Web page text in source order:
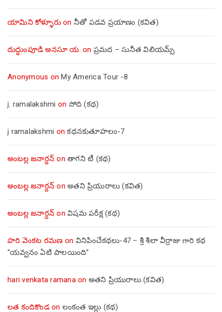
యామిని కోళ్ళూరుon నీతో పడవ ప్రయాణం (కవిత)
దుద్దుంపూడి అనసూ య. on ప్రమద – సునీత విలియమ్స్
Anonymous onMy America Tour -8
j. ramalakshmi on సోది (కథ)
j ramalakshmi onకథనకుతూహలం-7
అంబల్ల జనార్దన్ on తాగని టీ (కథ)
అంబల్ల జనార్దన్ on అతని ప్రియురాలు (కవిత)
అంబల్ల జనార్దన్ on విషమ పరీక్ష (క‌థ‌)
హరి వెంకట రమణ on వినిపించేకథలు-47 – శ్రీ శీలా వీర్రాజు గారి కథ
“యవ్వనం ఏటి పాలయింది”
hari venkata ramanaon అతని ప్రియురాలు (కవిత)
లత కందికొండon లంకంత ఇల్లు (కథ)